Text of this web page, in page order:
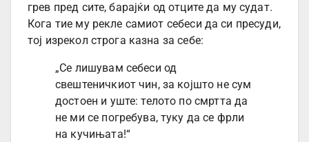
грев пред сите, барајќи од отците да му судат.
Кога тие му рекле самиот себеси да си пресуди,
тој изрекол строга казна за себе:
„Се лишувам себеси од
свештеничкиот чин, за којшто не сум
достоен и уште: телото по смртта да
не ми се погребува, туку да се фрли
на кучињата!“